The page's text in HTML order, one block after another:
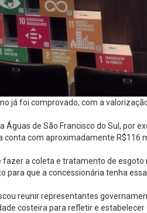
foi comprovado, com a
de São Francisco do Sul, por
com aproximadamente
a coleta e tratamento de
que a concessionária tenha
reunir representantes
costeira para refletir e